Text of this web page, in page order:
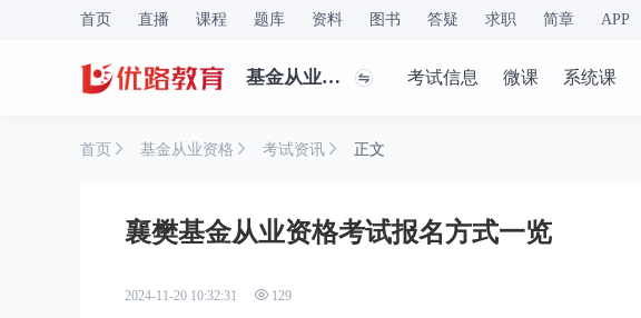
首页 直播 课程 题库 资料 图书 答疑 求职 简章 APP
基金从业资格 考试信息 微课 系统课
首页 基金从业资格 考试资讯 正文
襄樊基金从业资格考试报名方式一览
2024-11-20 10:32:31 129